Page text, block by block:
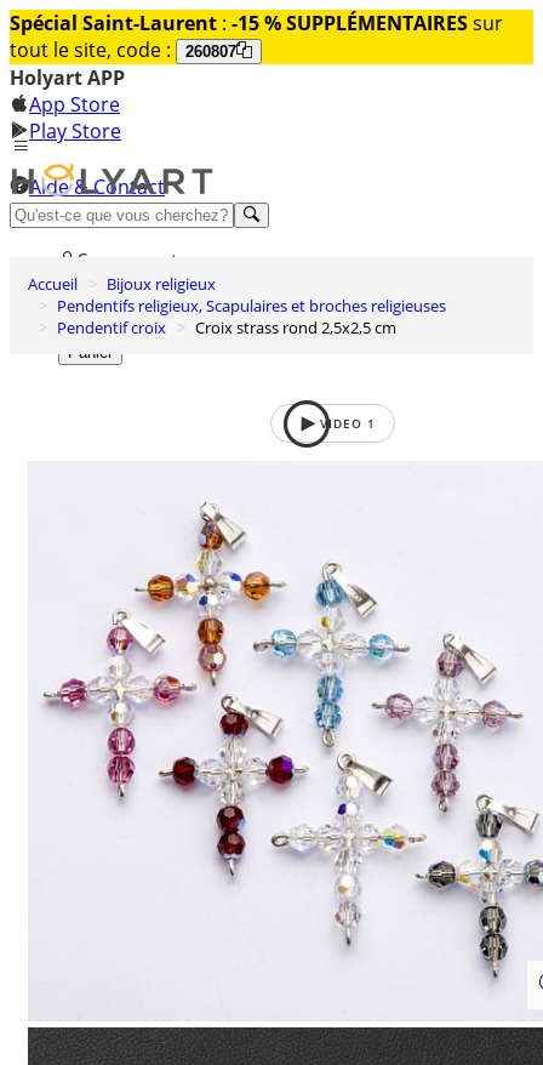
Spécial Saint-Laurent : -15 % SUPPLÉMENTAIRESsur
tout le site, code :
260807
Holyart APP
App Store
Play Store
Aide & Contact
Découvrez Premium
Se connecter
Liste des envies
0
Panier
Accueil
Bijoux religieux
Pendentifs religieux, Scapulaires et broches religieuses
Pendentif croix
Croix strass rond 2,5x2,5 cm
VIDEO 1